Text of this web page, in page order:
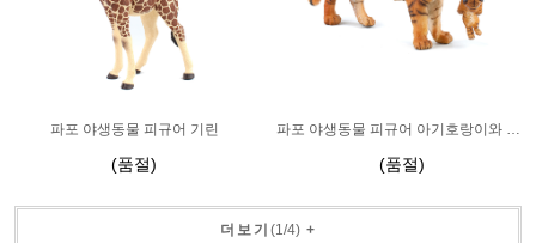
파포 야생동물 피규어 기린
(품절)
파포 야생동물 피규어 아기호랑이와 엄마호랑이_50118
(품절)
더보기 (1/4)+